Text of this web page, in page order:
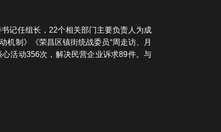
记任组长，22个相关部门主要负责人为成
机制》《荣昌区镇街统战委员“周走访、月
活动356次，解决民营企业诉求89件。与